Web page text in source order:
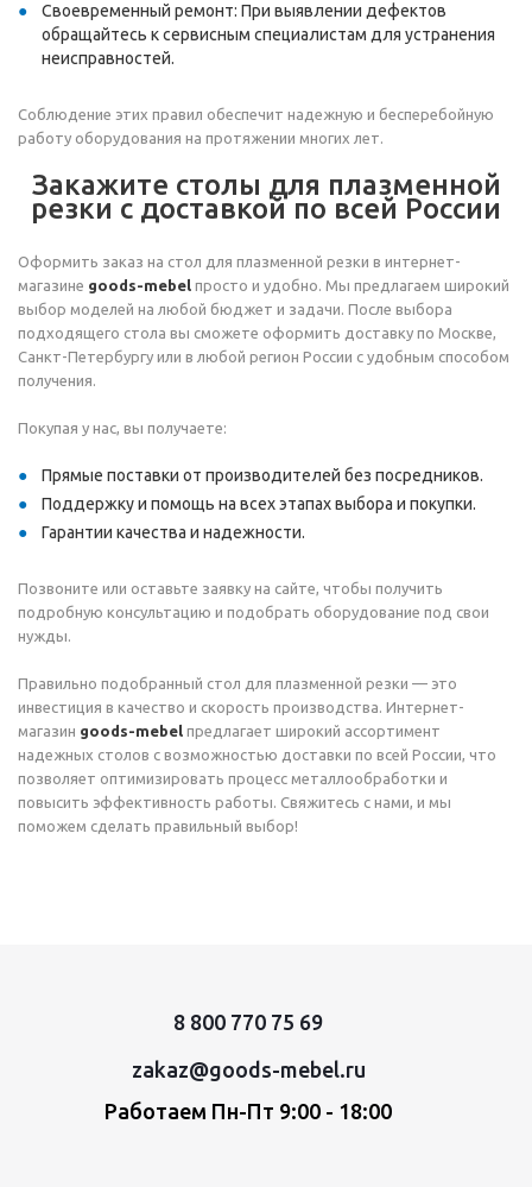
Своевременный ремонт: При выявлении дефектов
обращайтесь к сервисным специалистам для устранения
неисправностей.
Соблюдение этих правил обеспечит надежную и бесперебойную
работу оборудования на протяжении многих лет.
Закажите столы для плазменной
резки с доставкой по всей России
Оформить заказ на стол для плазменной резки в интернет-
магазине goods-mebel просто и удобно. Мы предлагаем широкий
выбор моделей на любой бюджет и задачи. После выбора
подходящего стола вы сможете оформить доставку по Москве,
Санкт-Петербургу или в любой регион России с удобным способом
получения.
Покупая у нас, вы получаете:
Прямые поставки от производителей без посредников.
Поддержку и помощь на всех этапах выбора и покупки.
Гарантии качества и надежности.
Позвоните или оставьте заявку на сайте, чтобы получить
подробную консультацию и подобрать оборудование под свои
нужды.
Правильно подобранный стол для плазменной резки — это
инвестиция в качество и скорость производства. Интернет-
магазин goods-mebel предлагает широкий ассортимент
надежных столов с возможностью доставки по всей России, что
позволяет оптимизировать процесс металлообработки и
повысить эффективность работы. Свяжитесь с нами, и мы
поможем сделать правильный выбор!
8 800 770 75 69
zakaz@goods-mebel.ru
Работаем Пн-Пт 9:00 - 18:00